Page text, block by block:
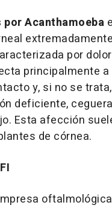
Acanthamoeba
por
principalmente a
y, si no se
deficiente,
Esta afección
de córnea.